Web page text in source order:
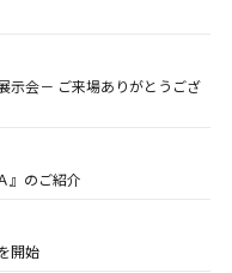
示会－ ご来場ありがとうござ
』のご紹介
開始